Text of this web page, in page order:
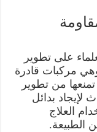
على تطوير
مركبات قادرة
من تطوير
لإيجاد بدائل
العلاج
الطبيعة.